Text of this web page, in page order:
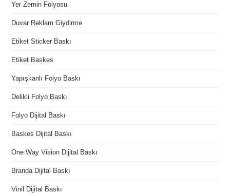
Yer Zemin Folyosu
Duvar Reklam Giydirme
Etiket Sticker Baskı
Etiket Baskes
Yapışkanlı Folyo Baskı
Delikli Folyo Baskı
Folyo Dijital Baskı
Baskes Dijital Baskı
One Way Vision Dijital Baskı
Branda Dijital Baskı
Vinil Dijital Baskı